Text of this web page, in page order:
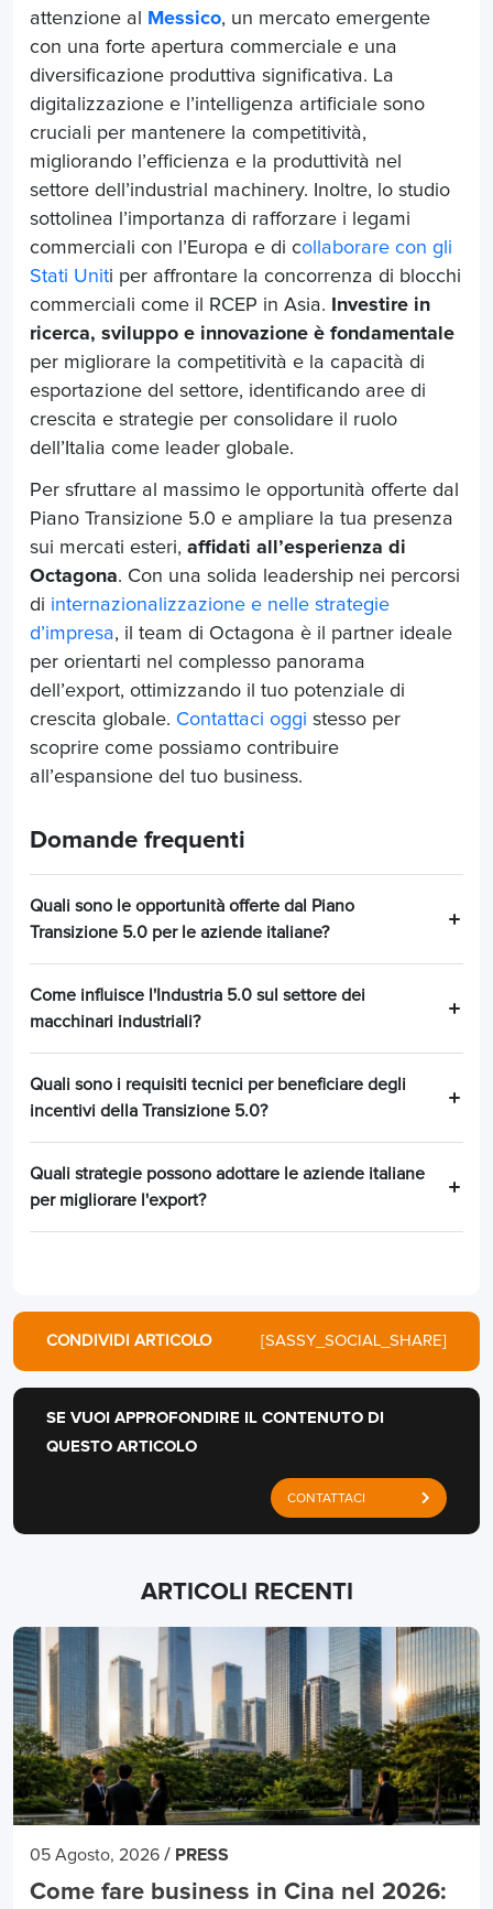
attenzione al
Messico, un mercato emergente
con una forte apertura commerciale e una
diversificazione produttiva significativa. La
digitalizzazione e l’intelligenza artificiale sono
cruciali per mantenere la competitività,
migliorando l’efficienza e la produttività nel
settore dell’industrial machinery. Inoltre, lo studio
sottolinea l’importanza di rafforzare i legami
commerciali con l’Europa e di collaborare con gli
Stati Uniti per affrontare la concorrenza di blocchi
commerciali come il RCEP in Asia.
Investire in
ricerca, sviluppo e innovazione è fondamentale
per migliorare la competitività e la capacità di
esportazione del settore, identificando aree di
crescita e strategie per consolidare il ruolo
dell’Italia come leader globale.
Per sfruttare al massimo le opportunità offerte dal
Piano Transizione 5.0 e ampliare la tua presenza
sui mercati esteri, affidati all’esperienza di
Octagona. Con una solida leadership nei percorsi
di internazionalizzazione e nelle strategie
d’impresa, il team di Octagona è il partner ideale
per orientarti nel complesso panorama
dell’export, ottimizzando il tuo potenziale di
crescita globale. Contattaci oggi stesso per
scoprire come possiamo contribuire
all’espansione del tuo business.
Domande frequenti
Quali sono le opportunità offerte dal Piano
Transizione 5.0 per le aziende italiane?
Come influisce l'Industria 5.0 sul settore dei
macchinari industriali?
Quali sono i requisiti tecnici per beneficiare degli
incentivi della Transizione 5.0?
Quali strategie possono adottare le aziende italiane
per migliorare l'export?
CONDIVIDI ARTICOLO [SASSY_SOCIAL_SHARE]
SE VUOI APPROFONDIRE IL CONTENUTO DI
QUESTO ARTICOLO
CONTATTACI
ARTICOLI RECENTI
05 Agosto, 2026 / PRESS
Come fare business in Cina nel 2026: